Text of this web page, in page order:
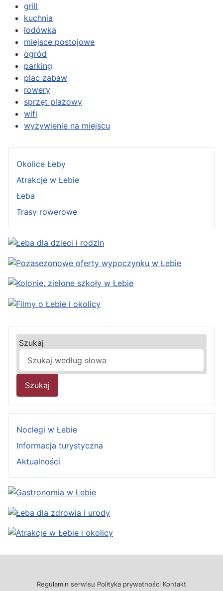
Szukaj
Szukaj
Noclegi w Łebie
Informacja turystyczna
Aktualności
grill
kuchnia
lodówka
miejsce postojowe
ogród
parking
plac zabaw
rowery
sprzęt plażowy
wifi
wyżywienie na miejscu
Okolice Łeby
Atrakcje w Łebie
Łeba
Trasy rowerowe
Regulamin serwisu Polityka prywatności Kontakt